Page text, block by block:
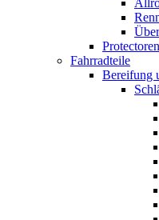
Protectoren
Fahrradteile
Bereifung